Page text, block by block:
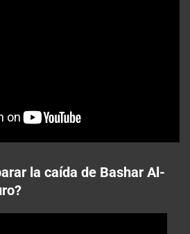
la caída de Bashar Al-